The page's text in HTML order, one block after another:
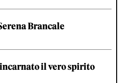
Brancale
il vero spirito